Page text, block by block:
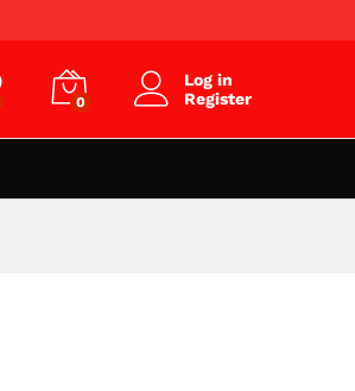
0
Log in
Register